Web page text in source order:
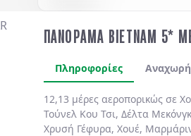
ΠΑΝΟΡΑΜΑ ΒΙΕΤΝΑΜ 5* ME
Πληροφορίες
12,13 μέρες αεροπορικώς σε
Τούνελ Κου Τσι, Δέλτα Μεκόνγκ
Χρυσή Γέφυρα, Χουέ,